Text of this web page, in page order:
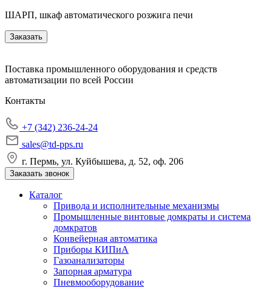
ШАРП, шкаф автоматического розжига печи
Заказать
Поставка промышленного оборудования и средств
автоматизации по всей России
Контакты
+7 (342) 236-24-24
sales@td-pps.ru
г. Пермь, ул. Куйбышева, д. 52, оф. 206
Заказать звонок
Каталог
Привода и исполнительные механизмы
Промышленные винтовые домкраты и система
домкратов
Конвейерная автоматика
Приборы КИПиА
Газоанализаторы
Запорная арматура
Пневмооборудование